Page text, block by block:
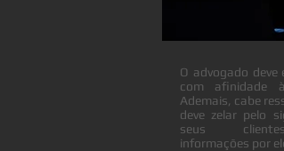
O advogado
com afinidade
Ademais, cabe
deve zelar pelo
seus
informações por